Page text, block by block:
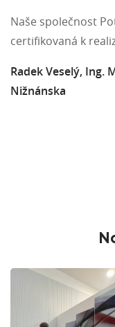
Naše společnost
certifikovaná k
Radek Veselý, Ing.
Nižnánska